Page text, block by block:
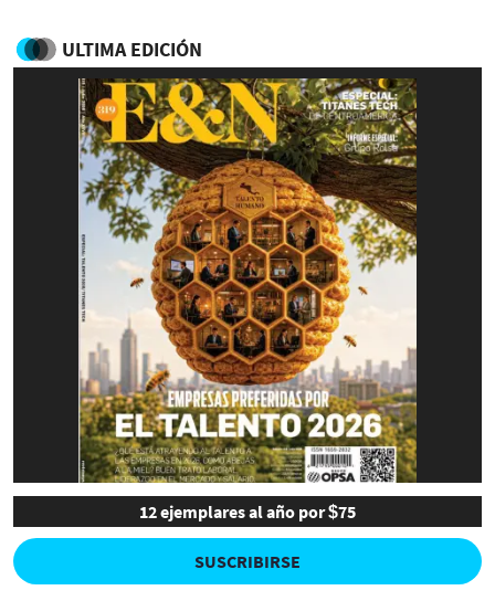
ULTIMA EDICIÓN
12 ejemplares al año por $75
SUSCRIBIRSE